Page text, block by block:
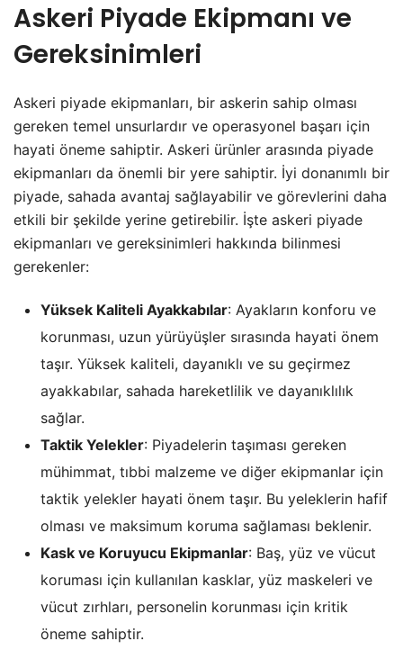
Askeri Piyade Ekipmanı ve
Gereksinimleri
Askeri piyade ekipmanları, bir askerin sahip olması
gereken temel unsurlardır ve operasyonel başarı için
hayati öneme sahiptir. Askeri ürünler arasında piyade
ekipmanları da önemli bir yere sahiptir. İyi donanımlı bir
piyade, sahada avantaj sağlayabilir ve görevlerini daha
etkili bir şekilde yerine getirebilir. İşte askeri piyade
ekipmanları ve gereksinimleri hakkında bilinmesi
gerekenler:
Yüksek Kaliteli Ayakkabılar: Ayakların konforu ve
korunması, uzun yürüyüşler sırasında hayati önem
taşır. Yüksek kaliteli, dayanıklı ve su geçirmez
ayakkabılar, sahada hareketlilik ve dayanıklılık
sağlar.
Taktik Yelekler: Piyadelerin taşıması gereken
mühimmat, tıbbi malzeme ve diğer ekipmanlar için
taktik yelekler hayati önem taşır. Bu yeleklerin hafif
olması ve maksimum koruma sağlaması beklenir.
Kask ve Koruyucu Ekipmanlar: Baş, yüz ve vücut
koruması için kullanılan kasklar, yüz maskeleri ve
vücut zırhları, personelin korunması için kritik
öneme sahiptir.